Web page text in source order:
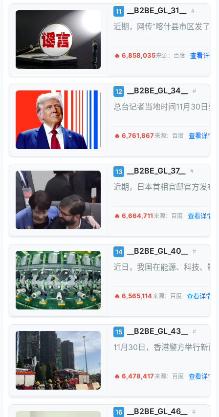
11 __B2BE_GL_31__ #
近期，网传“喀什县市区发了
🔥 6,858,035来源：百度 查看详情
12 __B2BE_GL_34__ #
总台记者当地时间11月30日
🔥 6,761,867来源：百度 查看详情
13 __B2BE_GL_37__ #
近期，日本首相官邸官方发
🔥 6,664,711来源：百度 查看详情
14 __B2BE_GL_40__ #
近日，我国在能源、科技、制
🔥 6,565,114来源：百度 查看详情
15 __B2BE_GL_43__ #
11月30日，香港警方举行新
🔥 6,478,417来源：百度 查看详情
16 __B2BE_GL_46__ #